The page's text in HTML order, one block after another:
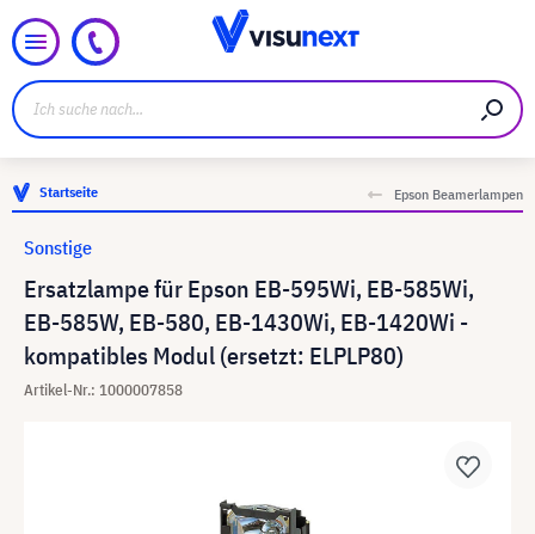
Startseite Epson Beamerlampen
Ersatzlampe für Epson EB-595Wi, EB-585Wi,
EB-585W, EB-580, EB-1430Wi, EB-1420Wi -
kompatibles Modul (ersetzt: ELPLP80)
Artikel-Nr.: 1000007858
Sonstige